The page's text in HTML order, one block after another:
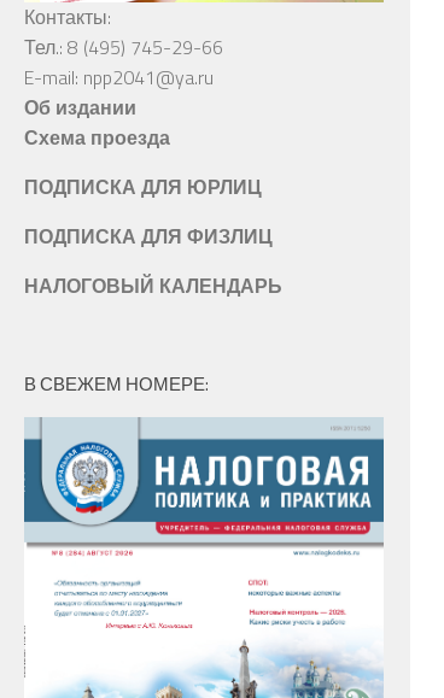
Контакты:
Тел.: 8 (495) 745-29-66
E-mail: npp2041@ya.ru
Об издании
Схема проезда
ПОДПИСКА ДЛЯ ЮРЛИЦ
ПОДПИСКА ДЛЯ ФИЗЛИЦ
НАЛОГОВЫЙ КАЛЕНДАРЬ
В СВЕЖЕМ НОМЕРЕ: